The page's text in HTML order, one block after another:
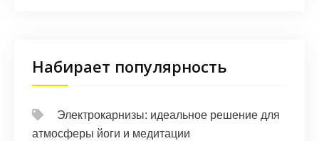
Набирает популярность
Электрокарнизы: идеальное решение для
атмосферы йоги и медитации